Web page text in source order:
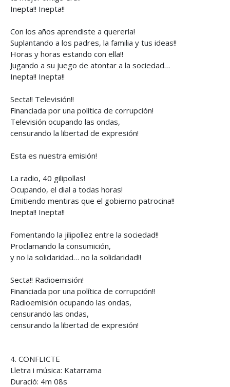
Inepta!! Inepta!!
Con los años aprendiste a quererla!
Suplantando a los padres, la familia y tus ideas!!
Horas y horas estando con ella!!
Jugando a su juego de atontar a la sociedad…
Inepta!! Inepta!!
Secta!! Televisión!!
Financiada por una política de corrupción!
Televisión ocupando las ondas,
censurando la libertad de expresión!
Esta es nuestra emisión!
La radio, 40 gilipollas!
Ocupando, el dial a todas horas!
Emitiendo mentiras que el gobierno patrocina!!
Inepta!! Inepta!!
Fomentando la jilipollez entre la sociedad!!
Proclamando la consumición,
y no la solidaridad… no la solidaridad!!
Secta!! Radioemisión!
Financiada por una política de corrupción!!
Radioemisión ocupando las ondas,
censurando las ondas,
censurando la libertad de expresión!
4. CONFLICTE
Lletra i música: Katarrama
Duració: 4m 08s